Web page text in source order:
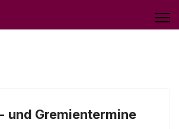
und Gremientermine